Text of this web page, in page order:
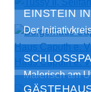
EINSTEIN
Der
Malerisch am